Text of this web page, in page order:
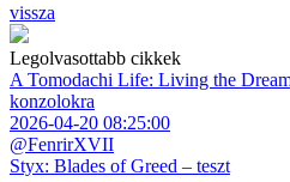
vissza
Legolvasottabb cikkek
A Tomodachi Life: Living the
konzolokra
2026-04-20 08:25:00
@FenrirXVII
Styx: Blades of Greed – teszt